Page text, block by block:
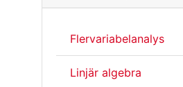
Flervariabelanalys
Linjär algebra